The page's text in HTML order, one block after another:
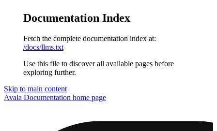
Documentation Index
Fetch the complete documentation index at:
/docs/llms.txt
Use this file to discover all available pages before
exploring further.
Skip to main content
Avala Documentation home page